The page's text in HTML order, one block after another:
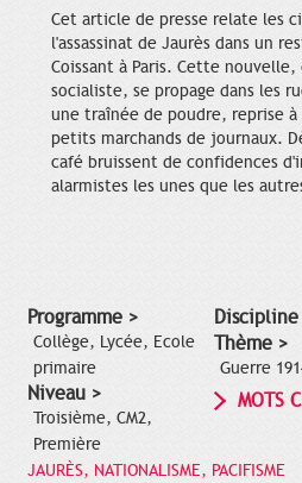
Cet article de presse relate les
l'assassinat de Jaurès dans un
Coissant à Paris. Cette
socialiste, se propage dans les
une traînée de poudre, reprise
petits marchands de journaux.
café bruissent de confidences
alarmistes les unes que les
Programme >
Collège, Lycée, Ecole
primaire
Niveau >
Troisième, CM2,
Première
Discipline
Thème >
Guerre
MOTS
JAURÈS, NATIONALISME, PACIFISME